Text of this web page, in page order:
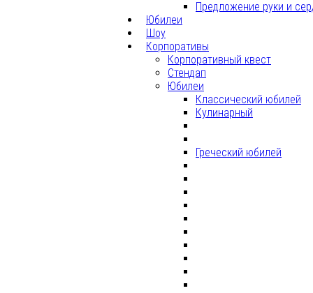
Предложение руки и
Юбилеи
Шоу
Корпоративы
Корпоративный квест
Стендап
Юбилеи
Классический юбилей
Кулинарный
Греческий юбилей